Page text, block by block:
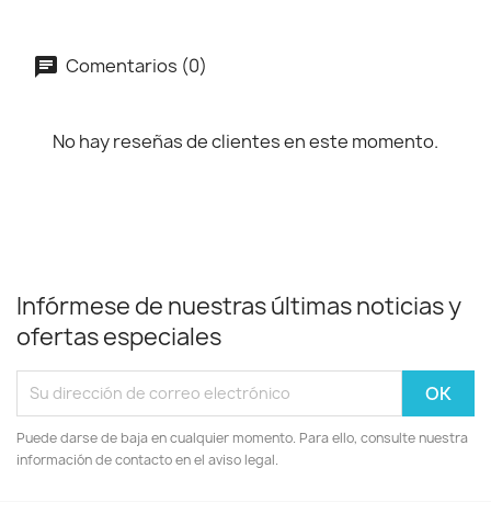
Comentarios (0)
No hay reseñas de clientes en este momento.
Infórmese de nuestras últimas noticias y
ofertas especiales
Puede darse de baja en cualquier momento. Para ello, consulte nuestra
información de contacto en el aviso legal.